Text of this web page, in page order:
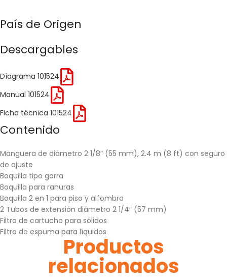
País de Origen
Descargables
Díagrama 101524
Manual 101524
Ficha técnica 101524
Contenido
Manguera de diámetro 2 1/8″ (55 mm), 2.4 m (8 ft) con seguro
de ajuste
Boquilla tipo garra
Boquilla para ranuras
Boquilla 2 en 1 para piso y alfombra
2 Tubos de extensión diámetro 2 1/4″ (57 mm)
Filtro de cartucho para sólidos
Filtro de espuma para líquidos
Productos
relacionados